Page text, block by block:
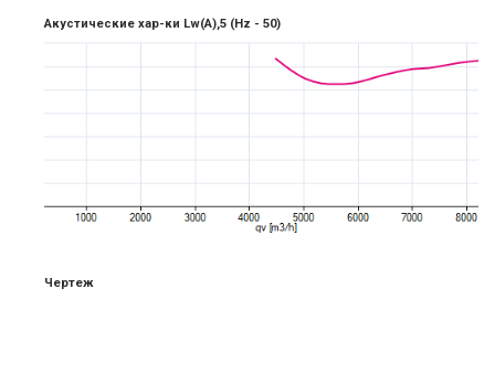
Акустические хар-ки Lw(A),5 (Hz - 50)
Чертеж